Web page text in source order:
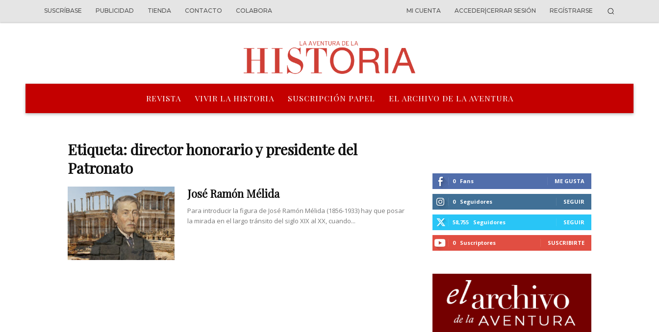
SUSCRÍBASE PUBLICIDAD TIENDA CONTACTO COLABORA MI CUENTA ACCEDER|CERRAR SESIÓN REGÍSTRARSE
REVISTA VIVIR LA HISTORIA SUSCRIPCIÓN PAPEL EL ARCHIVO DE LA AVENTURA
Etiqueta: director honorario y presidente del
Patronato
José Ramón Mélida
Para introducir la figura de José Ramón Mélida (1856-1933) hay que posar
la mirada en el largo tránsito del siglo XIX al XX, cuando...
0 Fans ME GUSTA
0 Seguidores SEGUIR
58,755 Seguidores SEGUIR
0 Suscriptores SUSCRIBIRTE